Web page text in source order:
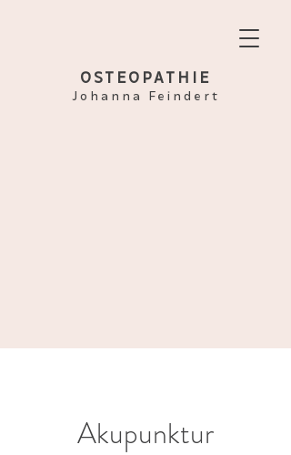
OSTEOPATHIE
Johanna Feindert
Akupunktur